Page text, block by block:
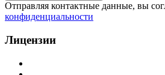
Отправляя контактные данные, вы
конфиденциальности
Лицензии